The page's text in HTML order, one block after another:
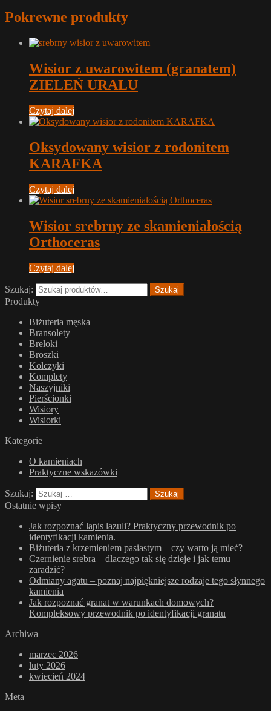
Pokrewne produkty
Wisior z uwarowitem (granatem)
ZIELEŃ URALU
Czytaj dalej
Oksydowany wisior z rodonitem
KARAFKA
Czytaj dalej
Wisior srebrny ze skamieniałością
Orthoceras
Czytaj dalej
Szukaj: Szukaj
Produkty
Biżuteria męska
Bransolety
Breloki
Broszki
Kolczyki
Komplety
Naszyjniki
Pierścionki
Wisiory
Wisiorki
Kategorie
O kamieniach
Praktyczne wskazówki
Szukaj:
Ostatnie wpisy
Jak rozpoznać lapis lazuli? Praktyczny przewodnik po
identyfikacji kamienia.
Biżuteria z krzemieniem pasiastym – czy warto ją mieć?
Czernienie srebra – dlaczego tak się dzieje i jak temu
zaradzić?
Odmiany agatu – poznaj najpiękniejsze rodzaje tego słynnego
kamienia
Jak rozpoznać granat w warunkach domowych?
Kompleksowy przewodnik po identyfikacji granatu
Archiwa
marzec 2026
luty 2026
kwiecień 2024
Meta